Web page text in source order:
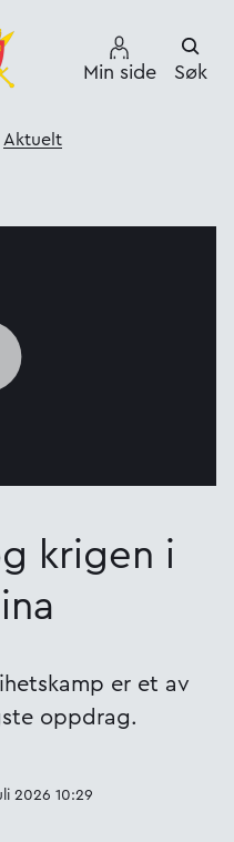
Min side Søk
Aktuelt
krigen i
er et av
oppdrag.
2026 10:29